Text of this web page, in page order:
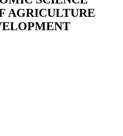
AGRICULTURE